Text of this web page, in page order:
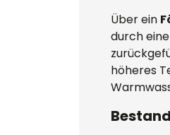
Über ein
durch
höheres